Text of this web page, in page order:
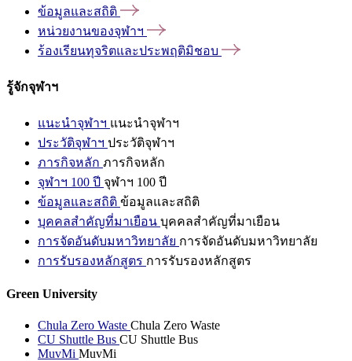
ข้อมูลและสถิติ
หน่วยงานของจุฬาฯ
ร้องเรียนทุจริตและประพฤติมิชอบ
รู้จักจุฬาฯ
แนะนำจุฬาฯ แนะนำจุฬาฯ
ประวัติจุฬาฯ ประวัติจุฬาฯ
ภารกิจหลัก ภารกิจหลัก
จุฬาฯ 100 ปี จุฬาฯ 100 ปี
ข้อมูลและสถิติ ข้อมูลและสถิติ
บุคคลสำคัญที่มาเยือน บุคคลสำคัญที่มาเยือน
การจัดอันดับมหาวิทยาลัย การจัดอันดับมหาวิทยาลัย
การรับรองหลักสูตร การรับรองหลักสูตร
Green University
Chula Zero Waste Chula Zero Waste
CU Shuttle Bus CU Shuttle Bus
MuvMi MuvMi